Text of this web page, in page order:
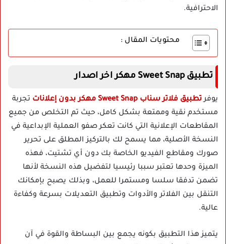
الاحترافية.
محتويات المقال :
تطبيق Sweet Snap مهكر اخر اصدار
يوفرتطبيق فلاتر سناب Sweet Snap مهكر بدون إعلانات
تجربة
مستخدم نقية وممتعة بشكل كامل، حيث تم التخلص من جميع
المقاطعات الإعلانية التي كانت تعكر صفو العملية الإبداعية في
النسخة الأصلية، مما يسمح لك بالتركيز المطلق على تحرير
صورك ومقاطع الفيديو الخاصة بك دون أي تشتيت، فهذه
الميزة وحدها تعتبر سببا رئيسيا لتفضيل هذه النسخة لأنها
تضمن تدفقا سلسا ومستمرا للعمل، وبذلك يصبح بإمكانك
التنقل بين الفلاتر والأدوات وتطبيق التعديلات بسرعة وكفاءة
عالية.
يتميز هذا التطبيق بكونه يجمع بين البساطة والقوة في آن